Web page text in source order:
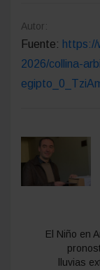
Autor:
Fuente: https://
2026/collina-
El Niño en
lluvias